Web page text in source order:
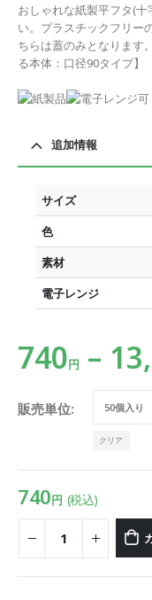
おしゃれな紙製平フタ(
い。プラスチックフリー
ちらは蓋のみとなります
る本体：口径90タイプ】
追加情報
サイズ
色
素材
電子レンジ
740円 –
販売単位
クリア
740円 (税込)